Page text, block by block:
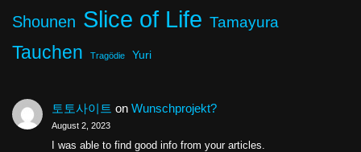
Shounen Slice of Life Tamayura
Tauchen Tragödie Yuri
토토사이트 on Wunschprojekt?
August 2, 2023
I was able to find good info from your articles.